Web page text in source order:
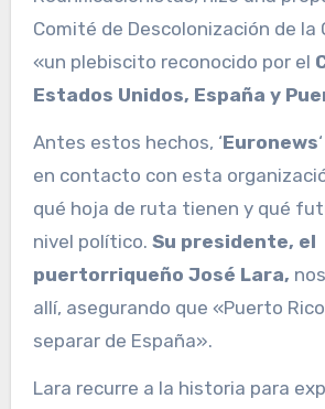
Comité de Descolonización de la
«un plebiscito reconocido por el
Estados Unidos, España y
Antes estos hechos, ‘Euronews
en contacto con esta
qué hoja de ruta tienen y qué
nivel político. Su presidente, el
puertorriqueño José Lara,
allí, asegurando que «Puerto
separar de España».
Lara recurre a la historia para